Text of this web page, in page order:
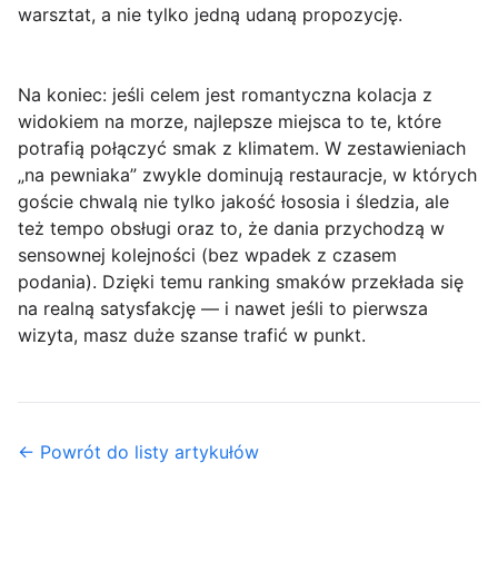
warsztat, a nie tylko jedną udaną propozycję.
Na koniec: jeśli celem jest romantyczna kolacja z
widokiem na morze, najlepsze miejsca to te, które
potrafią połączyć smak z klimatem. W zestawieniach
„na pewniaka” zwykle dominują restauracje, w których
goście chwalą nie tylko jakość łososia i śledzia, ale
też tempo obsługi oraz to, że dania przychodzą w
sensownej kolejności (bez wpadek z czasem
podania). Dzięki temu ranking smaków przekłada się
na realną satysfakcję — i nawet jeśli to pierwsza
wizyta, masz duże szanse trafić w punkt.
← Powrót do listy artykułów